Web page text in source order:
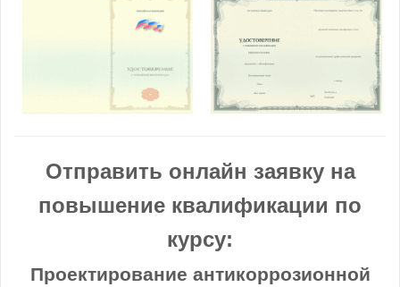
Отправить онлайн заявку на
повышение квалификации по
курсу:
Проектирование антикоррозионной